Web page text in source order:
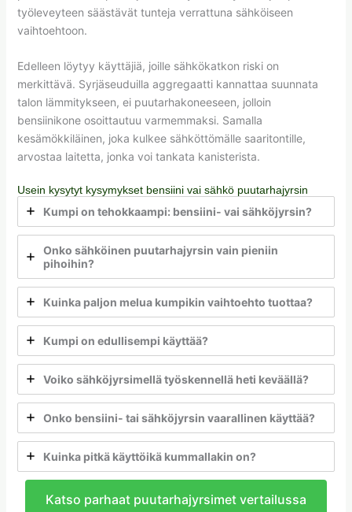
työleveyteen säästävät tunteja verrattuna sähköiseen
vaihtoehtoon.
Edelleen löytyy käyttäjiä, joille sähkökatkon riski on
merkittävä. Syrjäseuduilla aggregaatti kannattaa suunnata
talon lämmitykseen, ei puutarhakoneeseen, jolloin
bensiinikone osoittautuu varmemmaksi. Samalla
kesämökkiläinen, joka kulkee sähköttömälle saaritontille,
arvostaa laitetta, jonka voi tankata kanisterista.
Usein kysytyt kysymykset bensiini vai sähkö puutarhajyrsin
Kumpi on tehokkaampi: bensiini- vai sähköjyrsin?
Onko sähköinen puutarhajyrsin vain pieniin
pihoihin?
Kuinka paljon melua kumpikin vaihtoehto tuottaa?
Kumpi on edullisempi käyttää?
Voiko sähköjyrsimellä työskennellä heti keväällä?
Onko bensiini- tai sähköjyrsin vaarallinen käyttää?
Kuinka pitkä käyttöikä kummallakin on?
Katso parhaat puutarhajyrsimet vertailussa